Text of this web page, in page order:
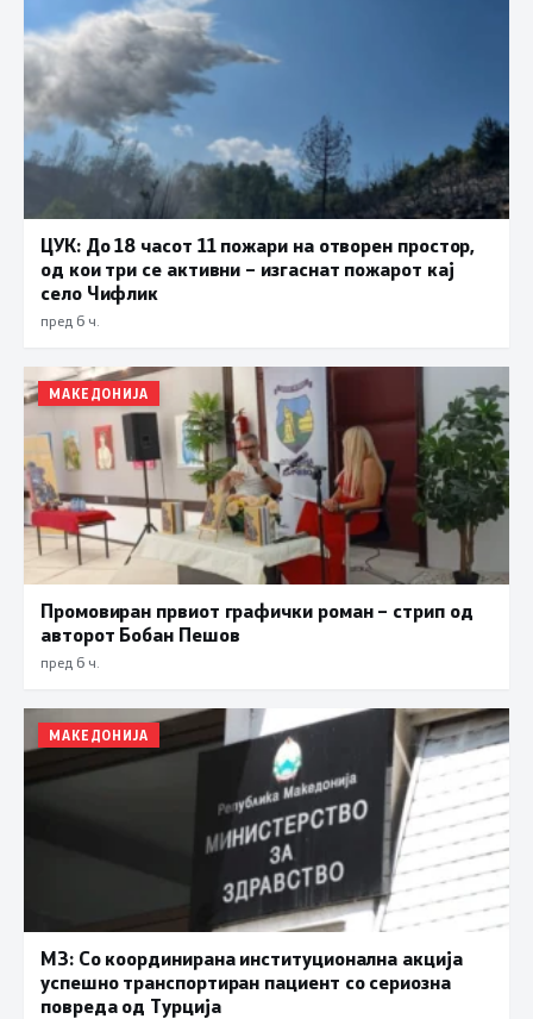
ЦУК: До 18 часот 11 пожари на отворен простор,
од кои три се активни – изгаснат пожарот кај
село Чифлик
пред 6 ч.
МАКЕДОНИЈА
Промовиран првиот графички роман – стрип од
авторот Бобан Пешов
пред 6 ч.
МАКЕДОНИЈА
МЗ: Со координирана институционална акција
успешно транспортиран пациент со сериозна
повреда од Турција